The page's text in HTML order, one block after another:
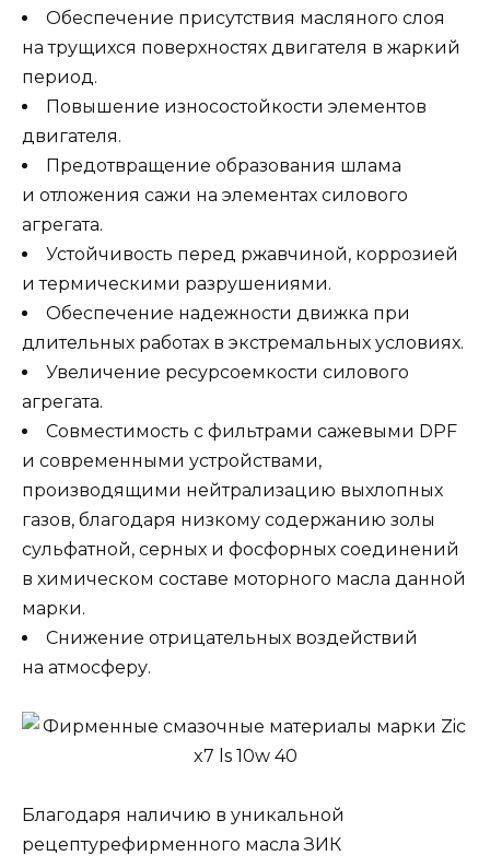
Обеспечение присутствия масляного слоя
на трущихся поверхностях двигателя в жаркий
период.
Повышение износостойкости элементов
двигателя.
Предотвращение образования шлама
и отложения сажи на элементах силового
агрегата.
Устойчивость перед ржавчиной, коррозией
и термическими разрушениями.
Обеспечение надежности движка при
длительных работах в экстремальных условиях.
Увеличение ресурсоемкости силового
агрегата.
Совместимость с фильтрами сажевыми DPF
и современными устройствами,
производящими нейтрализацию выхлопных
газов, благодаря низкому содержанию золы
сульфатной, серных и фосфорных соединений
в химическом составе моторного масла данной
марки.
Снижение отрицательных воздействий
на атмосферу.
Благодаря наличию в уникальной
рецептурефирменного масла ЗИК